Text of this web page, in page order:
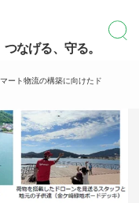
なげる、守る。
ート物流の構築に向けたド